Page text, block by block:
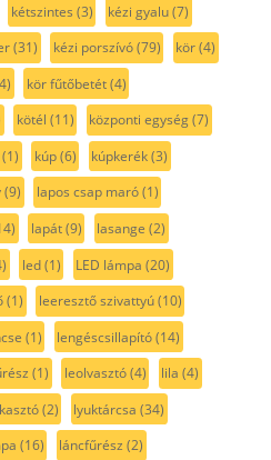
kétszintes (3) kézi gyalu(7)
(31) kézi porszívó(79) kör(4)
kör fűtőbetét(4)
kötél (11) központi egység(7)
(1) kúp(6) kúpkerék(3)
(9) lapos csap maró(1)
lapát(9) lasange (2)
led(1) LED lámpa (20)
(1) leeresztő szivattyú(10)
(1) lengéscsillapító(14)
(1) leolvasztó(4) lila (4)
(2) lyuktárcsa (34)
(16) láncfűrész (2)